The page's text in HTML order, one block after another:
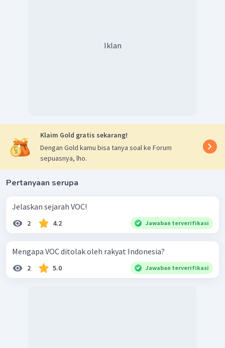
Iklan
Klaim Gold gratis sekarang!
Dengan Gold kamu bisa tanya soal ke Forum
sepuasnya, lho.
Pertanyaan serupa
Jelaskan sejarah VOC!
2 4.2 Jawaban terverifikasi
Mengapa VOC ditolak oleh rakyat Indonesia?
2 5.0 Jawaban terverifikasi